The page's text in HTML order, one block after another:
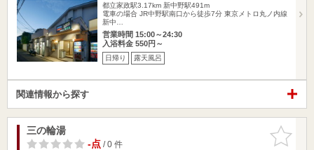
都立家政駅3.17km 新中野駅491m
電車の場合 JR中野駅南口から徒歩7分 東京メトロ丸ノ内線
新中…
営業時間 15:00～24:30
入浴料金 550円～
日帰り 露天風呂
関連情報から探す
お気に入
りに追加
三の輪湯
-点/ 0 件